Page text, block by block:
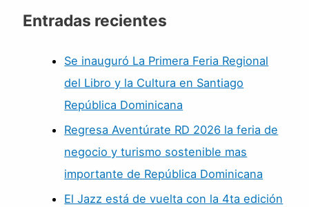
Entradas recientes
Se inauguró La Primera Feria Regional
del Libro y la Cultura en Santiago
República Dominicana
Regresa Aventúrate RD 2026 la feria de
negocio y turismo sostenible mas
importante de República Dominicana
El Jazz está de vuelta con la 4ta edición